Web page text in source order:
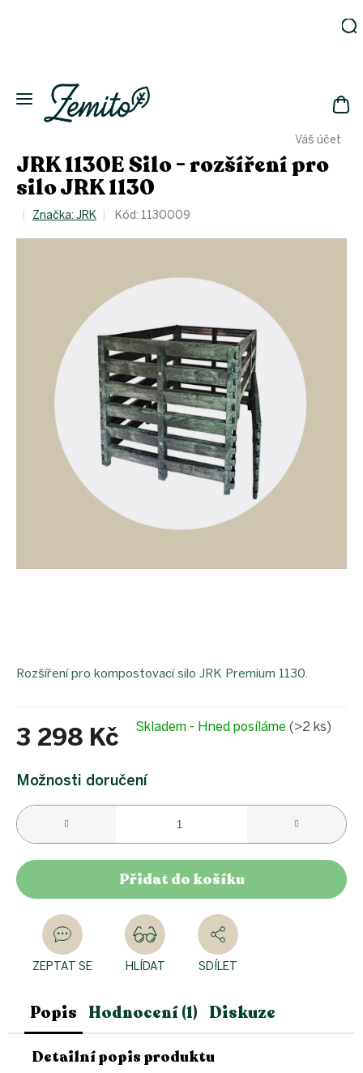
Váš účet
Eko
domácnost
Kosmetika
Eko
láhve
Akce
Zachraň
JRK 1130E Silo - rozšíření pro
silo JRK 1130
Značka: JRK Kód: 1130009
3 298 Kč
cena:
Skladem - Hned posíláme (>2 ks)
Možnosti doručení
Přidat do košíku
Rozšíření pro kompostovací silo JRK Premium 1130.
ZEPTAT SE HLÍDAT SDÍLET
Popis Hodnocení (1) Diskuze
Detailní popis produktu